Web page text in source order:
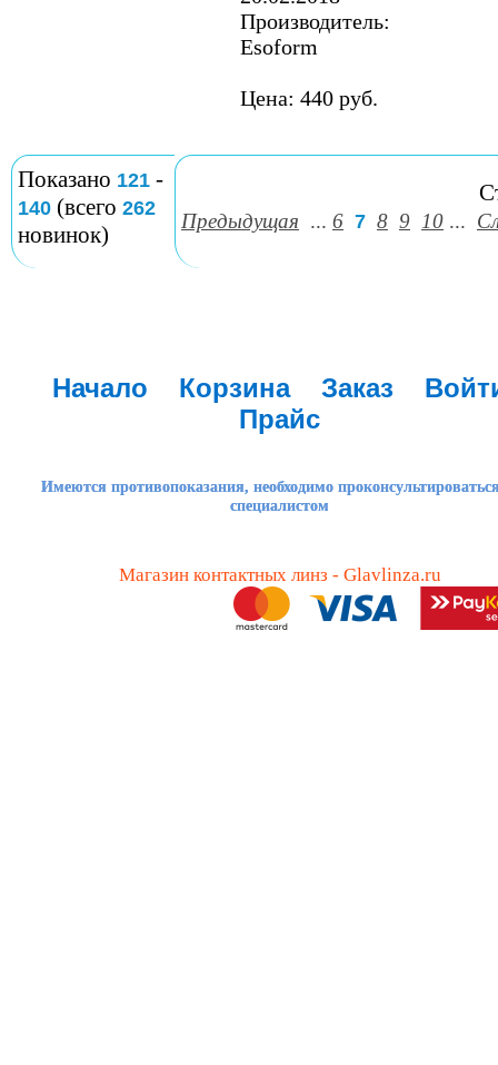
Производитель:
Esoform
Цена: 440 руб.
Показано 121 -
140 (всего 262
новинок)
Предыдущая ... 6 7 8 9 10 ...
Начало Корзина Заказ
Прайс
Имеются противопоказания, необходимо
специалистом
Магазин контактных линз - Glavlinza.ru